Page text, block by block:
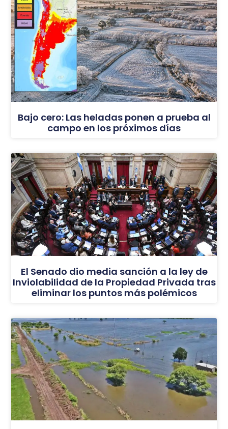
Bajo cero: Las heladas ponen a prueba al
campo en los próximos días
El Senado dio media sanción a la ley de
Inviolabilidad de la Propiedad Privada tras
eliminar los puntos más polémicos